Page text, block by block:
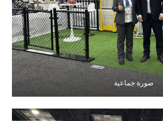
صورة جماعية